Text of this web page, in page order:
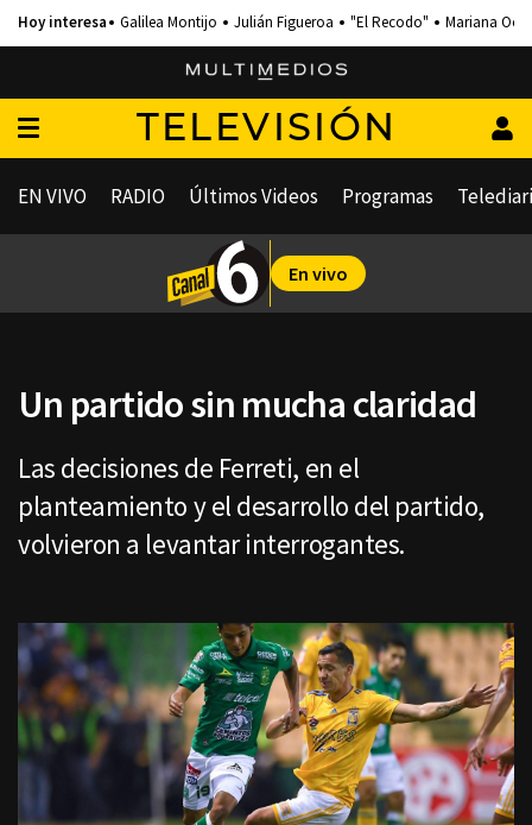
Galilea Montijo Julián Figueroa "El Recodo" Mariana
TELEVISIÓN
EN VIVO RADIO Últimos Videos Programas
En vivo
Un partido sin mucha claridad
Las decisiones de Ferreti, en el
planteamiento y el desarrollo del partido,
volvieron a levantar interrogantes.